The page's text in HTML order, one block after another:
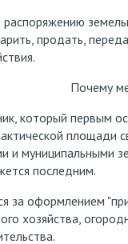
продать,
Почему
первым
площади
и муниципальными
последним.
хозяйства,